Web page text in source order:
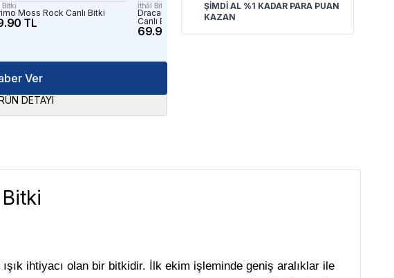
Bitki
Moss Rock Canlı Bitki
TL
İthâl Bitki
Dracaena Sanderiana Gold Saksı
Canlı Bitki
69.90 TL
İthâl Bitki
224.90 TL
Ver
DETAYI
ŞİMDİ AL %1 KADAR PARA PUAN
KAZAN
ihtiyacı olan bir bitkidir. İlk ekim işleminde geniş aralıklar ile